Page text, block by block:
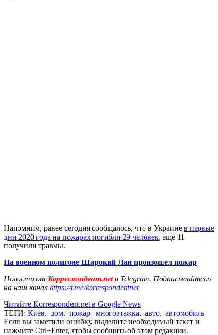
Напомним, ранее сегодня сообщалось, что в Украине в первые
дни 2020 года на пожарах погибли 29 человек, еще 11
получили травмы.
На военном полигоне Широкий Лан произошел пожар
Новости от Корреспондент.netв Telegram. Подписывайтесь
на наш канал https://t.me/korrespondentnet
Читайте Korrespondent.net в Google News
ТЕГИ: Киев, дом, пожар, многоэтажка, авто, автомобиль
Если вы заметили ошибку, выделите необходимый текст и
нажмите Ctrl+Enter, чтобы сообщить об этом редакции.